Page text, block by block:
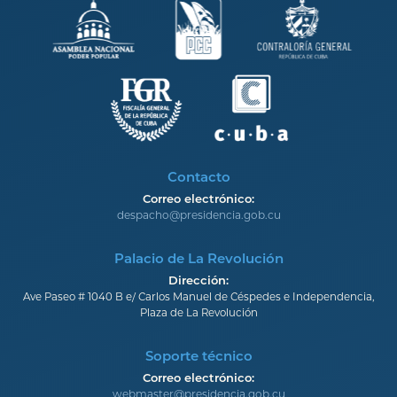
Contacto
Correo electrónico:
despacho@presidencia.gob.cu
Palacio de La Revolución
Dirección:
Ave Paseo # 1040 B e/ Carlos Manuel de Céspedes e Independencia,
Plaza de La Revolución
Soporte técnico
Correo electrónico:
webmaster@presidencia.gob.cu